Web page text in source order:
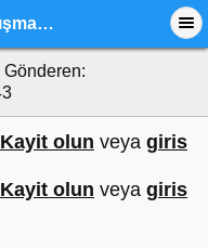
Dalin Resim Yarışması (30 Nisan)
Gönderen:
Kayit olun veya giris
Kayit olun veya giris